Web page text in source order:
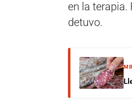
en la
detuvo.